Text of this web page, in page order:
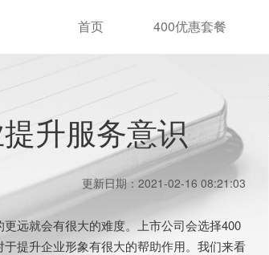
首页 400优惠套餐
升服务意识
更新日期：2021-02-16 08:21:03
远就会有很大的难度。上市公司会选择400
提升企业形象有很大的帮助作用。我们来看